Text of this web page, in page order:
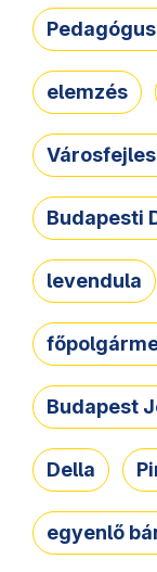
elemzés
Budapesti
levendula
Budapest
Della
egyenlő